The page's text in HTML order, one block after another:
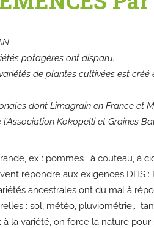
potagères ont disparu.
de plantes cultivées est
dont Limagrain en France et
Kokopelli et Graines
ex : pommes : à couteau, à
répondre aux exigences DHS :
ancestrales ont du mal à
: sol, météo, pluviométrie,…
la variété, on force la nature pour